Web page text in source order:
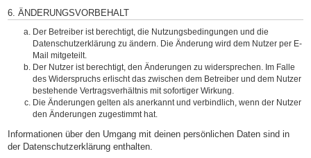
6. ÄNDERUNGSVORBEHALT
Der Betreiber ist berechtigt, die Nutzungsbedingungen und die
Datenschutzerklärung zu ändern. Die Änderung wird dem Nutzer per E-
Mail mitgeteilt.
Der Nutzer ist berechtigt, den Änderungen zu widersprechen. Im Falle
des Widerspruchs erlischt das zwischen dem Betreiber und dem Nutzer
bestehende Vertragsverhältnis mit sofortiger Wirkung.
Die Änderungen gelten als anerkannt und verbindlich, wenn der Nutzer
den Änderungen zugestimmt hat.
Informationen über den Umgang mit deinen persönlichen Daten sind in
der Datenschutzerklärung enthalten.